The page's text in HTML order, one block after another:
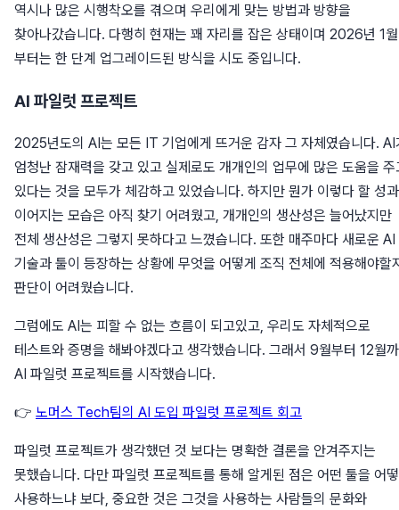
역시나 많은 시행착오를 겪으며 우리에게 맞는 방법과 방향을
찾아나갔습니다. 다행히 현재는 꽤 자리를 잡은 상태이며 2026년 1월
부터는 한 단계 업그레이드된 방식을 시도 중입니다.
AI 파일럿 프로젝트
2025년도의 AI는 모든 IT 기업에게 뜨거운 감자 그 자체였습니다. AI
엄청난 잠재력을 갖고 있고 실제로도 개개인의 업무에 많은 도움을 주
있다는 것을 모두가 체감하고 있었습니다. 하지만 뭔가 이렇다 할 성
이어지는 모습은 아직 찾기 어려웠고, 개개인의 생산성은 늘어났지만
전체 생산성은 그렇지 못하다고 느꼈습니다. 또한 매주마다 새로운 AI
기술과 툴이 등장하는 상황에 무엇을 어떻게 조직 전체에 적용해야할
판단이 어려웠습니다.
그럼에도 AI는 피할 수 없는 흐름이 되고있고, 우리도 자체적으로
테스트와 증명을 해봐야겠다고 생각했습니다. 그래서 9월부터 12월
AI 파일럿 프로젝트를 시작했습니다.
👉 노머스 Tech팀의 AI 도입 파일럿 프로젝트 회고
파일럿 프로젝트가 생각했던 것 보다는 명확한 결론을 안겨주지는
못했습니다. 다만 파일럿 프로젝트를 통해 알게된 점은 어떤 툴을 어
사용하느냐 보다, 중요한 것은 그것을 사용하는 사람들의 문화와